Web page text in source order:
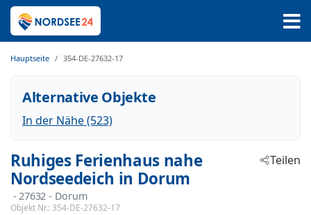
Hauptseite 354-DE-27632-17
Alternative Objekte
In der Nähe (523)
Ruhiges Ferienhaus nahe
Nordseedeich in Dorum
- 27632 - Dorum
Objekt Nr.: 354-DE-27632-17
Teilen